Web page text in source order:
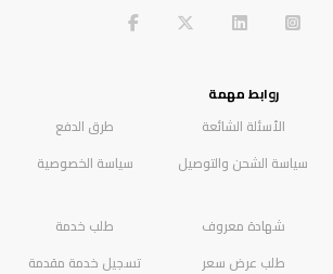
روابط مهمة
الأسئلة الشائعة
طرق الدفع
سياسة الشحن والتوصيل سياسة الخصوصية
شهادة معروف
طلب خدمة
طلب عرض سعر تسجيل خدمة مقدمة